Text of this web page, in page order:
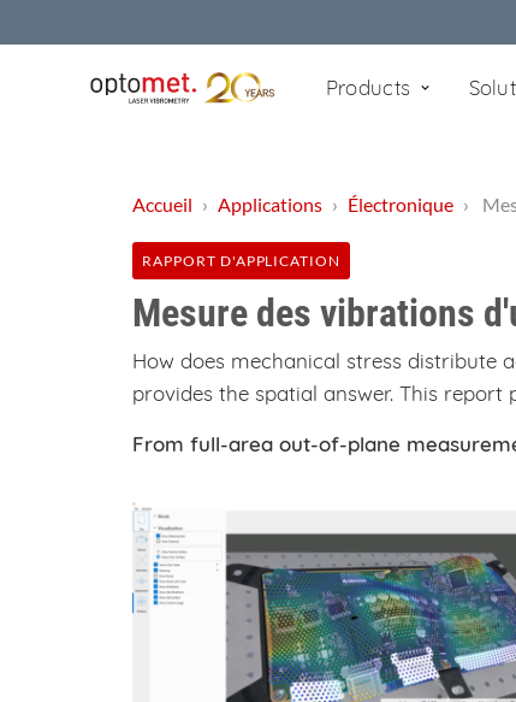
Products
Accueil › Applications › Électronique ›
RAPPORT D'APPLICATION
Mesure des vibrations
How does mechanical stress
provides the spatial answer. This
From full-area out-of-plane